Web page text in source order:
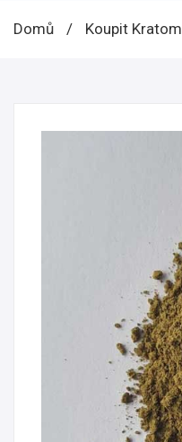
Domů / Koupit Kratom